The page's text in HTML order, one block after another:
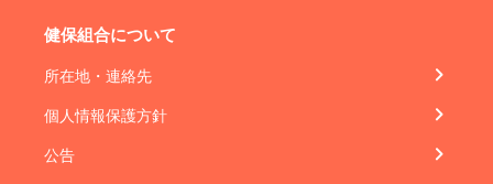
健保組合について
所在地・連絡先
個人情報保護方針
公告